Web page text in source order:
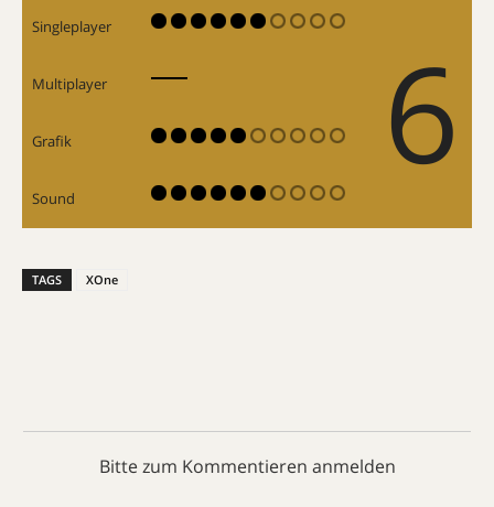
Singleplayer 6
Multiplayer
Grafik
Sound
TAGS XOne
Bitte zum Kommentieren anmelden